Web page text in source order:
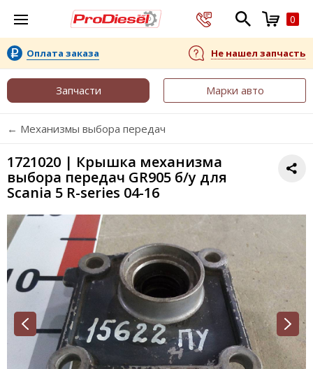
0
Оплата заказа Не нашел запчасть
Запчасти Марки авто
← Механизмы выбора передач
1721020 | Крышка механизма
выбора передач GR905 б/у для
Scania 5 R-series 04-16